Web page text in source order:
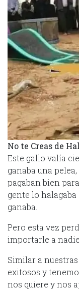
No te Creas de
Este gallo valía
ganaba una
pagaban bien
gente lo halagaba
ganaba.
Pero esta vez
importarle a nadie.
Similar a
exitosos y
nos quiere y nos